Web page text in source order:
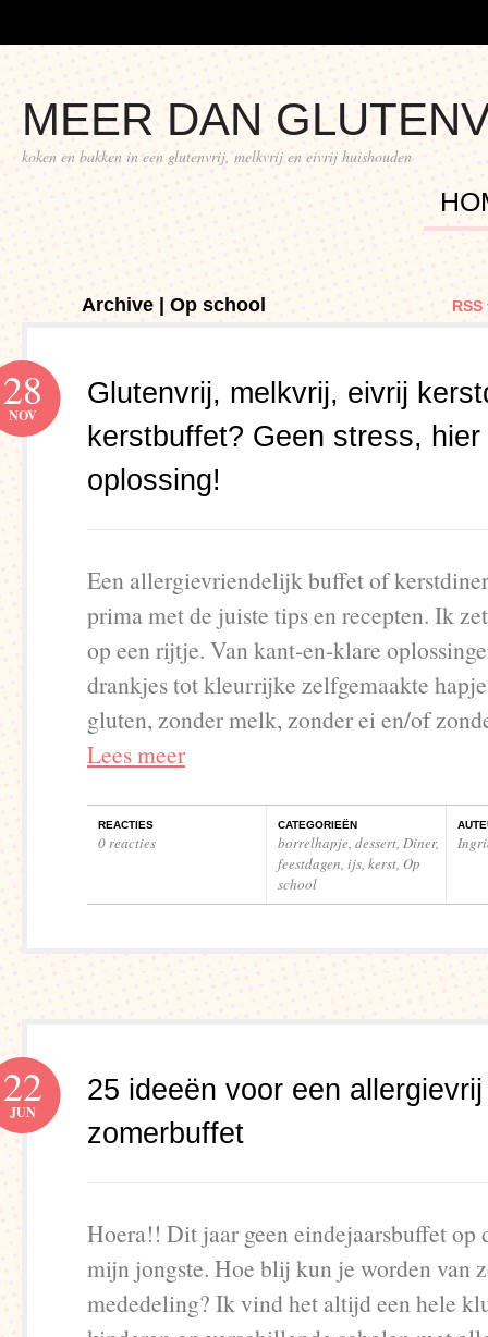
MEER DAN
koken en bakken in een glutenvrij, melkvrij en eivrij huishouden
Archive | Op school
Glutenvrij, melkvrij, eivrij
kerstbuffet? Geen stress,
oplossing!
28
NOV
Een allergievriendelijk buffet of
prima met de juiste tips en recepten. Ik
op een rijtje. Van kant-en-klare
drankjes tot kleurrijke zelfgemaakte
gluten, zonder melk, zonder ei en/of
Lees meer
REACTIES
0 reacties
CATEGORIEËN
borrelhapje, dessert, Diner,
feestdagen, ijs, kerst, Op
school
25 ideeën voor een allergievrij
zomerbuffet
22
JUN
Hoera!! Dit jaar geen eindejaarsbuffet op
mijn jongste. Hoe blij kun je worden van
mededeling? Ik vind het altijd een hele